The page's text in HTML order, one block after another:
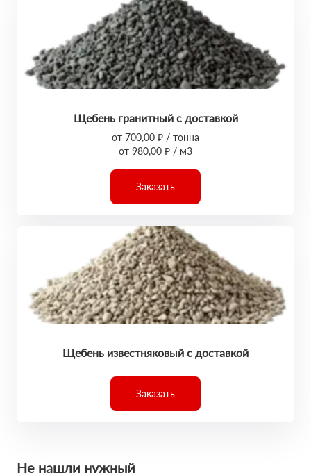
Щебень гранитный с доставкой
от 700,00 ₽ / тонна
от 980,00 ₽ / м3
Заказать
Щебень известняковый с доставкой
Заказать
Не нашли нужный